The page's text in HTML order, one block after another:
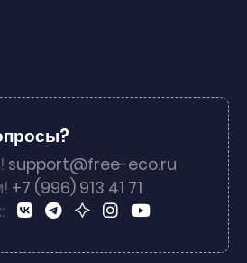
support@free-eco.ru
+7 (996) 913 41 71